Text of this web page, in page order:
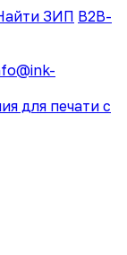
ЗИП B2B-
для печати с